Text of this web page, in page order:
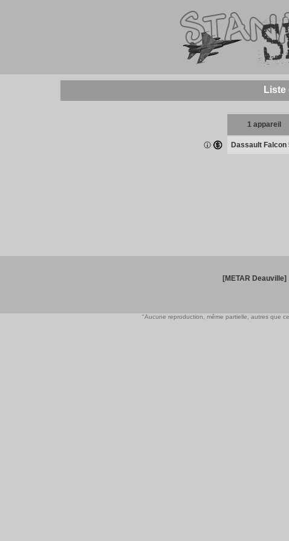
Liste
1 appareil
Dassault Falcon
[METAR Deauville]
"Aucune reproduction, même partielle, autres que